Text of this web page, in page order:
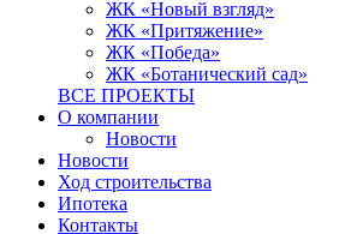
ЖК «Новый взгляд»
ЖК «Притяжение»
ЖК «Победа»
ЖК «Ботанический сад»
ВСЕ ПРОЕКТЫ
О компании
Новости
Новости
Ход строительства
Ипотека
Контакты